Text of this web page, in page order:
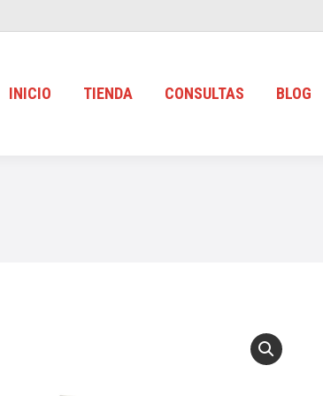
INICIO TIENDA CONSULTAS BLOG